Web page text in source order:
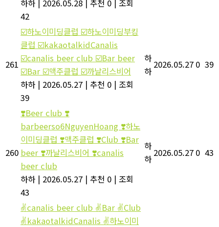
하하 | 2026.05.28 | 추천 0 | 조회
42
261
☑️하노이미딩클럽 ☑️하노이미딩부킹
클럽 ☑️kakaotalkidCanalis
☑️canalis beer club ☑️Bar beer
☑️Bar ☑️맥주클럽 ☑️까날리스비어
하하 | 2026.05.27 | 추천 0 | 조회
39
하
하
2026.05.27 0 39
260
❣️Beer club ❣️
barbeerso6NguyenHoang ❣️하노
이미딩클럽 ❣️맥주클럽 ❣️Club ❣️Bar
beer ❣️까날리스비어 ❣️canalis
beer club
하하 | 2026.05.27 | 추천 0 | 조회
43
하
하
2026.05.27 0 43
✌canalis beer club ✌Bar ✌Club
✌kakaotalkidCanalis ✌하노이미